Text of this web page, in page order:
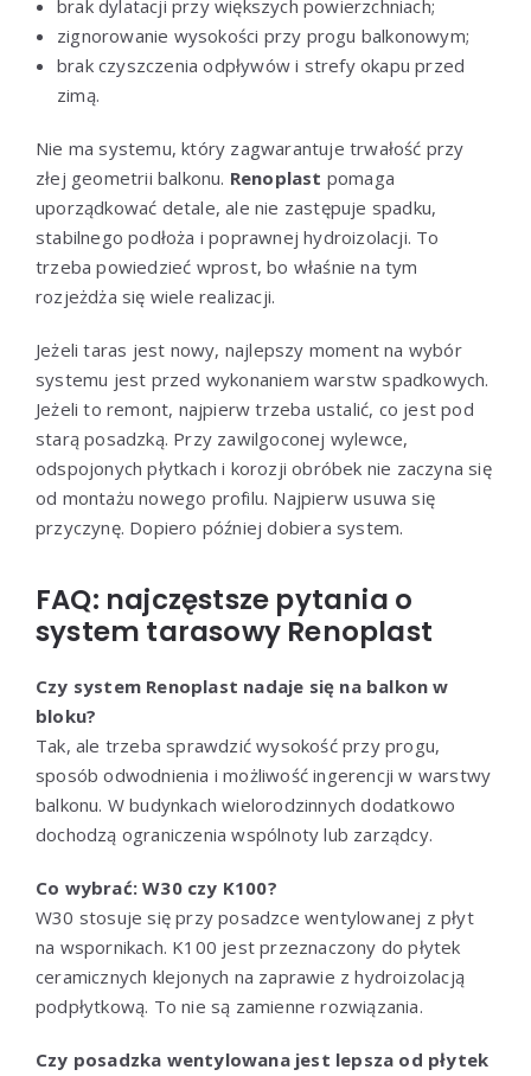
brak dylatacji przy większych powierzchniach;
zignorowanie wysokości przy progu balkonowym;
brak czyszczenia odpływów i strefy okapu przed
zimą.
Nie ma systemu, który zagwarantuje trwałość przy
złej geometrii balkonu. Renoplast pomaga
uporządkować detale, ale nie zastępuje spadku,
stabilnego podłoża i poprawnej hydroizolacji. To
trzeba powiedzieć wprost, bo właśnie na tym
rozjeżdża się wiele realizacji.
Jeżeli taras jest nowy, najlepszy moment na wybór
systemu jest przed wykonaniem warstw spadkowych.
Jeżeli to remont, najpierw trzeba ustalić, co jest pod
starą posadzką. Przy zawilgoconej wylewce,
odspojonych płytkach i korozji obróbek nie zaczyna się
od montażu nowego profilu. Najpierw usuwa się
przyczynę. Dopiero później dobiera system.
FAQ: najczęstsze pytania o
system tarasowy Renoplast
Czy system Renoplast nadaje się na balkon w
bloku?
Tak, ale trzeba sprawdzić wysokość przy progu,
sposób odwodnienia i możliwość ingerencji w warstwy
balkonu. W budynkach wielorodzinnych dodatkowo
dochodzą ograniczenia wspólnoty lub zarządcy.
Co wybrać: W30 czy K100?
W30 stosuje się przy posadzce wentylowanej z płyt
na wspornikach. K100 jest przeznaczony do płytek
ceramicznych klejonych na zaprawie z hydroizolacją
podpłytkową. To nie są zamienne rozwiązania.
Czy posadzka wentylowana jest lepsza od płytek